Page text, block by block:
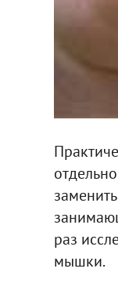
раз
мышки.